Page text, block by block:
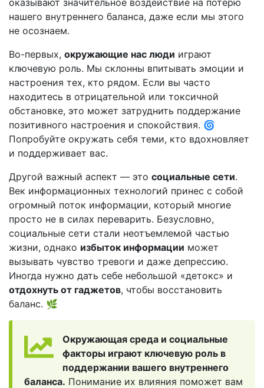
оказывают значительное воздействие на потерю
нашего внутреннего баланса, даже если мы этого
не осознаем.
Во-первых, окружающие нас люди играют
ключевую роль. Мы склонны впитывать эмоции и
настроения тех, кто рядом. Если вы часто
находитесь в отрицательной или токсичной
обстановке, это может затруднить поддержание
позитивного настроения и спокойствия. 🌀
Попробуйте окружать себя теми, кто вдохновляет
и поддерживает вас.
Другой важный аспект — это социальные сети.
Век информационных технологий принес с собой
огромный поток информации, который многие
просто не в силах переварить. Безусловно,
социальные сети стали неотъемлемой частью
жизни, однако избыток информации может
вызывать чувство тревоги и даже депрессию.
Иногда нужно дать себе небольшой «детокс» и
отдохнуть от гаджетов, чтобы восстановить
баланс. 🌿
Окружающая среда и социальные
факторы играют ключевую роль в
поддержании вашего внутреннего
баланса. Понимание их влияния поможет вам